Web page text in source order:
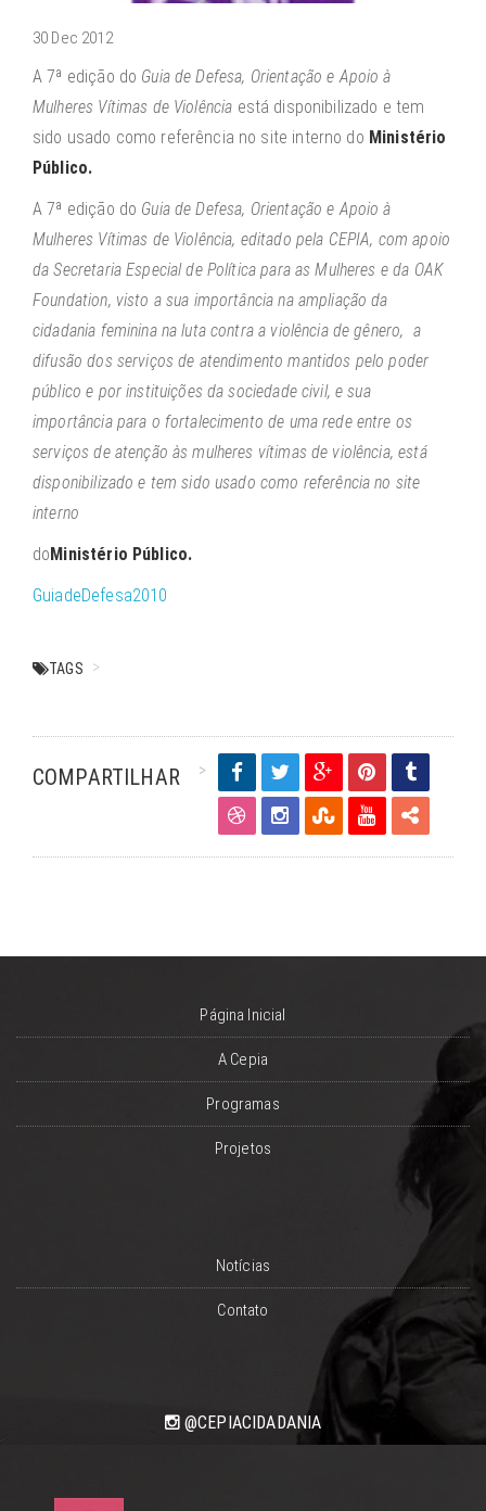
30 Dec 2012
A 7ª edição do Guia de Defesa, Orientação e Apoio à
Mulheres Vítimas de Violência está disponibilizado e tem
sido usado como referência no site interno do Ministério
Público.
A 7ª edição do Guia de Defesa, Orientação e Apoio à
Mulheres Vítimas de Violência, editado pela CEPIA, com apoio
da Secretaria Especial de Política para as Mulheres e da OAK
Foundation, visto a sua importância na ampliação da
cidadania feminina na luta contra a violência de gênero, a
difusão dos serviços de atendimento mantidos pelo poder
público e por instituições da sociedade civil, e sua
importância para o fortalecimento de uma rede entre os
serviços de atenção às mulheres vítimas de violência, está
disponibilizado e tem sido usado como referência no site
interno
doMinistério Público.
GuiadeDefesa2010
TAGS
COMPARTILHAR
Página Inicial
A Cepia
Programas
Projetos
Notícias
Contato
@CEPIACIDADANIA